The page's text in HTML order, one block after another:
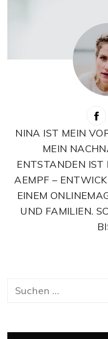
NINA IST MEIN
MEIN
ENTSTANDEN
AEMPF –
EINEM
UND FAMILIEN.
Suchen